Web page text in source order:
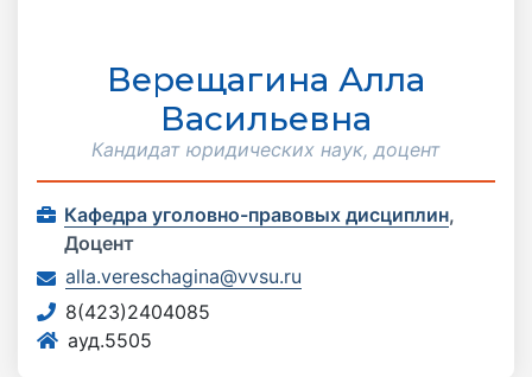
Верещагина Алла
Васильевна
Кандидат юридических наук, доцент
Кафедра уголовно-правовых дисциплин,
Доцент
alla.vereschagina@vvsu.ru
8(423)2404085
ауд.5505